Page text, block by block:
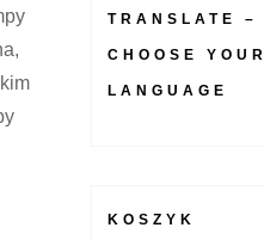
TRANSLATE –
CHOOSE YOUR
LANGUAGE
KOSZYK